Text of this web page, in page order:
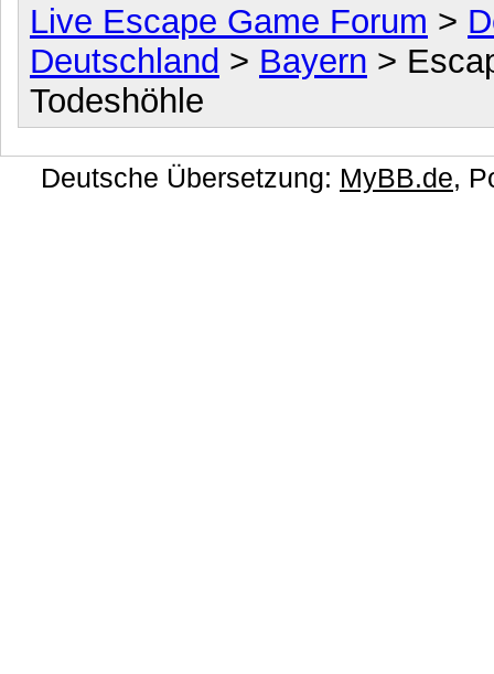
Live Escape Game Forum >
Deutschland > Bayern >
Todeshöhle
Deutsche Übersetzung: MyBB.de,